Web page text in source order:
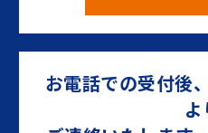
お電話での受付後
よ